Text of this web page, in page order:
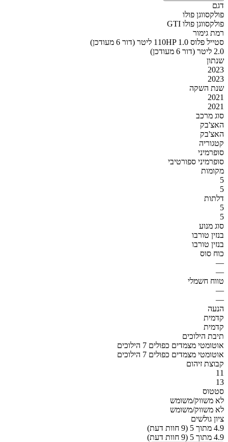
דגם
פולקסווגן פולו
פולקסווגן פולו GTI
רמת גימור
סטייל פלוס 110HP 1.0 ליטר (דור 6 מעודכן)
2.0 ליטר (דור 6 מעודכן)
שנתון
2023
2023
שנת השקה
2021
2021
סוג מרכב
האצ'בק
האצ'בק
קטגוריה
סופרמיני
סופרמיני ספורטיבי
מקומות
5
5
דלתות
5
5
סוג מנוע
בנזין טורבו
בנזין טורבו
כוח סוס
—
—
טווח חשמלי
—
—
הנעה
קדמית
קדמית
תיבת הילוכים
אוטומטי מצמדים כפולים 7 הילוכים
אוטומטי מצמדים כפולים 7 הילוכים
קבוצת זיהום
11
13
סטטוס
לא משווק/משומש
לא משווק/משומש
ציון גולשים
4.9 מתוך 5 (9 חוות דעת)
4.9 מתוך 5 (9 חוות דעת)